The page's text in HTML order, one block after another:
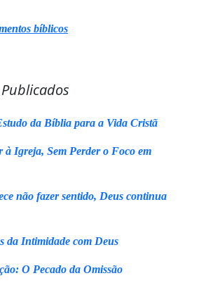
bíblicos
da Bíblia para a Vida Cristã
Igreja, Sem Perder o Foco em
não fazer sentido, Deus continua
da Intimidade com Deus
O Pecado da Omissão